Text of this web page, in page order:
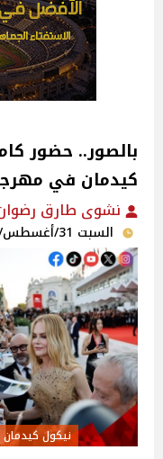
بالصور.. حضور
كيدمان في
نشوى طارق
السبت 31/أغسطس/2024 - 12:28 م
نيكول